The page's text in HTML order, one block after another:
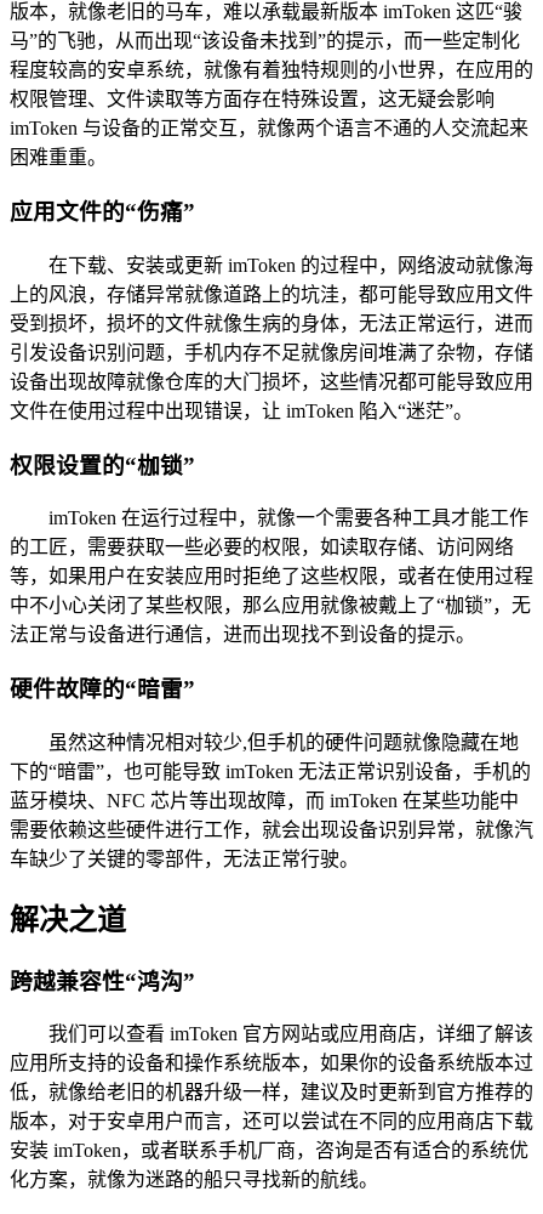
版本，就像老旧的马车，难以承载最新版本 imToken 这匹“骏
马”的飞驰，从而出现“该设备未找到”的提示，而一些定制化
程度较高的安卓系统，就像有着独特规则的小世界，在应用的
权限管理、文件读取等方面存在特殊设置，这无疑会影响
imToken 与设备的正常交互，就像两个语言不通的人交流起来
困难重重。
应用文件的“伤痛”
在下载、安装或更新 imToken 的过程中，网络波动就像海
上的风浪，存储异常就像道路上的坑洼，都可能导致应用文件
受到损坏，损坏的文件就像生病的身体，无法正常运行，进而
引发设备识别问题，手机内存不足就像房间堆满了杂物，存储
设备出现故障就像仓库的大门损坏，这些情况都可能导致应用
文件在使用过程中出现错误，让 imToken 陷入“迷茫”。
权限设置的“枷锁”
imToken 在运行过程中，就像一个需要各种工具才能工作
的工匠，需要获取一些必要的权限，如读取存储、访问网络
等，如果用户在安装应用时拒绝了这些权限，或者在使用过程
中不小心关闭了某些权限，那么应用就像被戴上了“枷锁”，无
法正常与设备进行通信，进而出现找不到设备的提示。
硬件故障的“暗雷”
虽然这种情况相对较少,但手机的硬件问题就像隐藏在地
下的“暗雷”，也可能导致 imToken 无法正常识别设备，手机的
蓝牙模块、NFC 芯片等出现故障，而 imToken 在某些功能中
需要依赖这些硬件进行工作，就会出现设备识别异常，就像汽
车缺少了关键的零部件，无法正常行驶。
解决之道
跨越兼容性“鸿沟”
我们可以查看 imToken 官方网站或应用商店，详细了解该
应用所支持的设备和操作系统版本，如果你的设备系统版本过
低，就像给老旧的机器升级一样，建议及时更新到官方推荐的
版本，对于安卓用户而言，还可以尝试在不同的应用商店下载
安装 imToken，或者联系手机厂商，咨询是否有适合的系统优
化方案，就像为迷路的船只寻找新的航线。